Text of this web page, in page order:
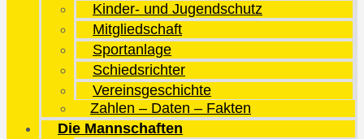
Kinder- und Jugendschutz
Mitgliedschaft
Sportanlage
Schiedsrichter
Vereinsgeschichte
Zahlen – Daten – Fakten
Die Mannschaften